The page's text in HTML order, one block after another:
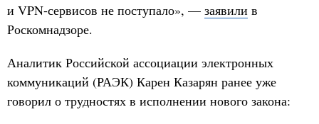
и VPN-сервисов не поступало», — заявили в
Роскомнадзоре.
Аналитик Российской ассоциации электронных
коммуникаций (РАЭК) Карен Казарян ранее уже
говорил о трудностях в исполнении нового закона: